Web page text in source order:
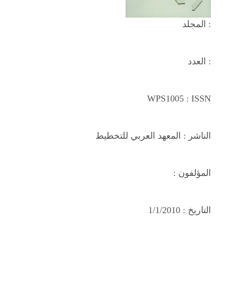
المجلد :
العدد :
WPS1005: ISSN
الناشر : المعهد العربي للتخطيط
المؤلفون :
التاريخ :1/1/2010